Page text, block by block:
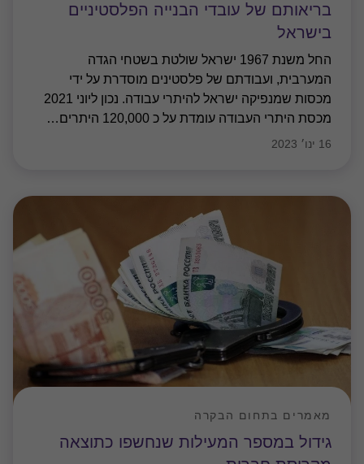
בריאותם של עובדי הבנייה הפלסטיניים
בישראל
החל משנת 1967 ישראל שולטת בשטחי הגדה
המערבית, ועבודתם של פלסטינים מוסדרת על ידי
מכסות שמנפיקה ישראל להיתרי עבודה. נכון ליוני 2021
מכסת היתרי העבודה עומדת על כ 120,000 היתרים
…
16 ינו׳ 2023
גידול במספר המעילות שנחשפו כתוצאה
מאמרים בתחום הבקרה